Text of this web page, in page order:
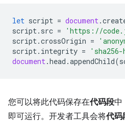
let script = document.
script. src =
'https://
script.crossOrigin =
script. integrity =
'sha256-
document.head .appendChild(
您可以将此代码保存在代码段中
即可运行。开发者工具会将代码